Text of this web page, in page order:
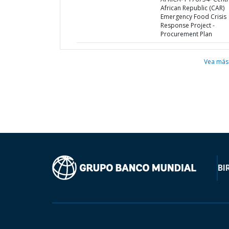
African Republic (CAR)
Emergency Food Crisis
Response Project -
Procurement Plan
Vea más